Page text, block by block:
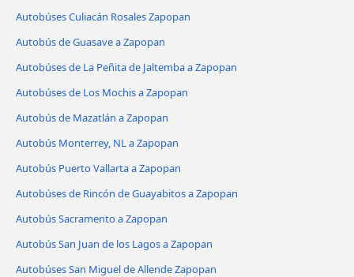
Autobúses Culiacán Rosales Zapopan
Autobús de Guasave a Zapopan
Autobúses de La Peñita de Jaltemba a Zapopan
Autobúses de Los Mochis a Zapopan
Autobús de Mazatlán a Zapopan
Autobús Monterrey, NL a Zapopan
Autobús Puerto Vallarta a Zapopan
Autobúses de Rincón de Guayabitos a Zapopan
Autobús Sacramento a Zapopan
Autobús San Juan de los Lagos a Zapopan
Autobúses San Miguel de Allende Zapopan